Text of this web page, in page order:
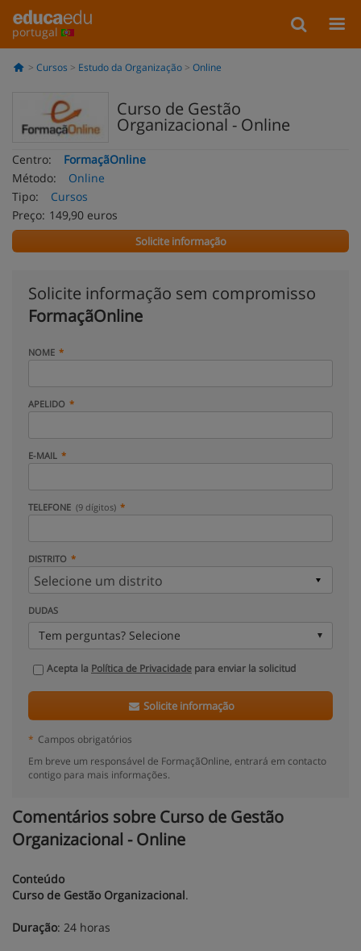
portugal
Cursos Estudo da Organização Online
Curso de Gestão
Organizacional - Online
Centro:
FormaçãOnline
Método:
Online
Tipo:
Cursos
Preço: 149,90 euros
Solicite informação
Solicite informação sem compromisso
FormaçãOnline
NOME
APELIDO
E-MAIL
TELEFONE (9 dígitos)
DISTRITO
DUDAS
Tem perguntas? Selecione
Acepta la Política de Privacidade para enviar la solicitud
Solicite informação
* Campos obrigatórios
Em breve um responsável de FormaçãOnline, entrará em contacto
contigo para mais informações.
Comentários sobre Curso de Gestão
Organizacional - Online
Conteúdo
Curso de Gestão Organizacional.
Duração: 24 horas